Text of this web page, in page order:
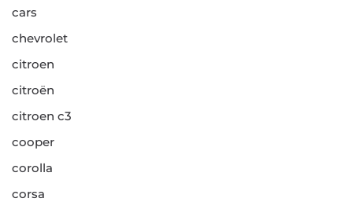
cars
chevrolet
citroen
citroën
citroen c3
cooper
corolla
corsa